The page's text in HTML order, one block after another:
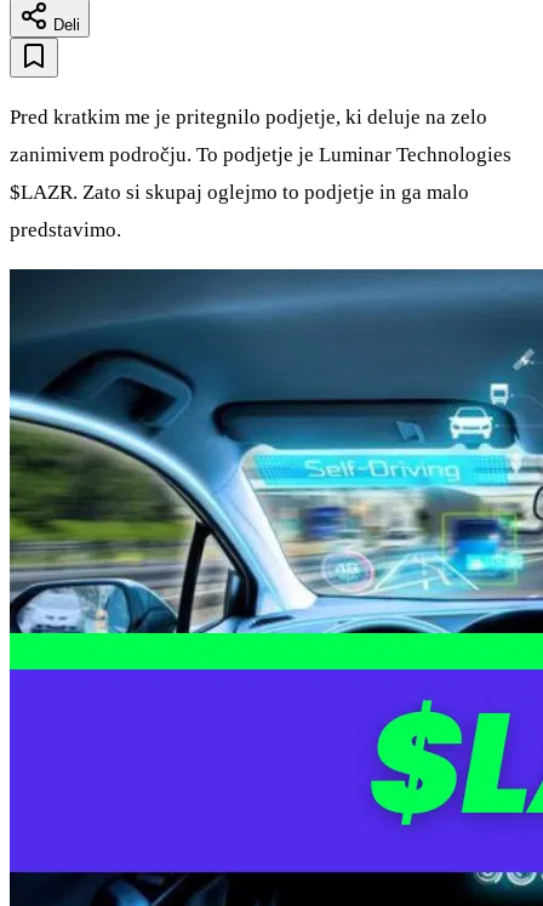
Deli
Pred kratkim me je pritegnilo podjetje, ki deluje na zelo
zanimivem področju. To podjetje je Luminar Technologies
$LAZR. Zato si skupaj oglejmo to podjetje in ga malo
predstavimo.